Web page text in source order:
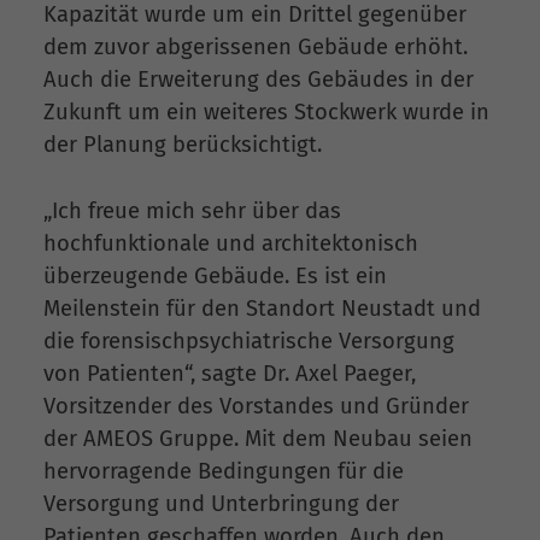
Kapazität wurde um ein Drittel gegenüber
dem zuvor abgerissenen Gebäude erhöht.
Auch die Erweiterung des Gebäudes in der
Zukunft um ein weiteres Stockwerk wurde in
der Planung berücksichtigt.
„Ich freue mich sehr über das
hochfunktionale und architektonisch
überzeugende Gebäude. Es ist ein
Meilenstein für den Standort Neustadt und
die forensischpsychiatrische Versorgung
von Patienten“, sagte Dr. Axel Paeger,
Vorsitzender des Vorstandes und Gründer
der AMEOS Gruppe. Mit dem Neubau seien
hervorragende Bedingungen für die
Versorgung und Unterbringung der